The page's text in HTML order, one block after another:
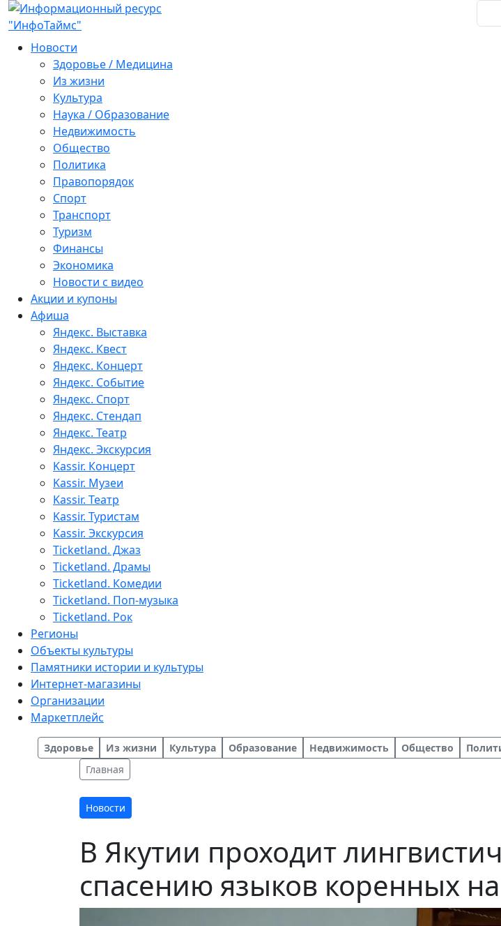
Новости
Здоровье / Медицина
Из жизни
Культура
Наука / Образование
Недвижимость
Общество
Политика
Правопорядок
Спорт
Транспорт
Туризм
Финансы
Экономика
Новости с видео
Акции и купоны
Афиша
Яндекс. Выставка
Яндекс. Квест
Яндекс. Концерт
Яндекс. Событие
Яндекс. Спорт
Яндекс. Стендап
Яндекс. Театр
Яндекс. Экскурсия
Kassir. Концерт
Kassir. Музеи
Kassir. Театр
Kassir. Туристам
Kassir. Экскурсия
Ticketland. Джаз
Ticketland. Драмы
Ticketland. Комедии
Ticketland. Поп-музыка
Ticketland. Рок
Регионы
Объекты культуры
Памятники истории и культуры
Интернет-магазины
Организации
Маркетплейс
Здоровье Из жизни Культура Образование Недвижимость Общество
Главная
Новости
В Якутии проходит
спасению языков коренных